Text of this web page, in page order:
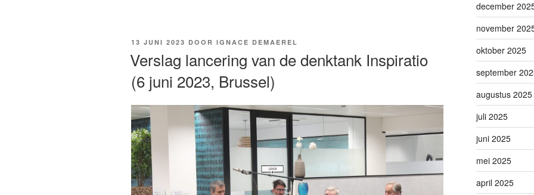
een
vergeten
genie”
GEPLAATST
13 JUNI 2023 DOOR IGNACE DEMAEREL
Verslag lancering van de denktank Inspiratio
(6 juni 2023, Brussel)
december
november
oktober 2025
september
augustus 2025
juli 2025
juni 2025
mei 2025
april 2025